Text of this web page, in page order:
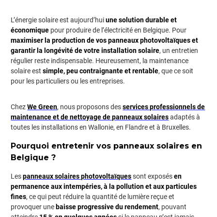
L’énergie solaire est aujourd’huiune solution durable et
économique pour produire de l’électricité en Belgique. Pour
maximiser la production de vos panneaux photovoltaïques et
garantir la longévité de votre installation solaire, un entretien
régulier reste indispensable. Heureusement, la maintenance
solaire estsimple, peu contraignante et rentable, que ce soit
pour les particuliers ou les entreprises.
ChezWe Green, nous proposons desservices professionnels de
maintenance et de nettoyage de panneaux solairesadaptés à
toutes les installations en Wallonie, en Flandre et à Bruxelles.
Pourquoi entretenir vos panneaux solaires en
Belgique ?
Lespanneaux solaires photovoltaïquessont exposésen
permanence aux intempéries, à la pollution et aux particules
fines, ce qui peut réduire la quantité de lumière reçue et
provoquer unebaisse progressive du rendement, pouvant